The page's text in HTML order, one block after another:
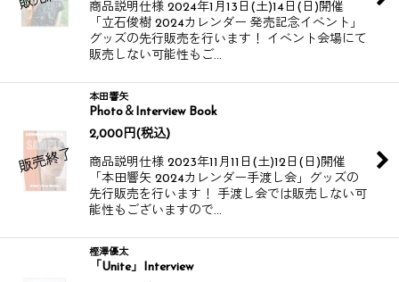
商品説明仕様 2024年1月13日(土)14日(日)開催
「立石俊樹 2024カレンダー 発売記念イベント」
グッズの先行販売を行います！ イベント会場にて
販売しない可能性もご…
本田響矢
Photo＆Interview Book
2,000 円(税込)
商品説明仕様 2023年11月11日(土)12日(日)開催
「本田響矢 2024カレンダー手渡し会」グッズの
先行販売を行います！ 手渡し会では販売しない可
能性もございますので…
樫澤優太
「Unite」Interview